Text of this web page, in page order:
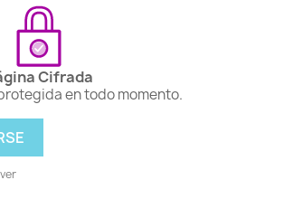
Cifrada
en todo momento.